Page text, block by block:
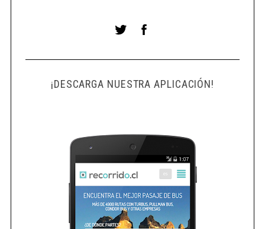
¡DESCARGA NUESTRA APLICACIÓN!